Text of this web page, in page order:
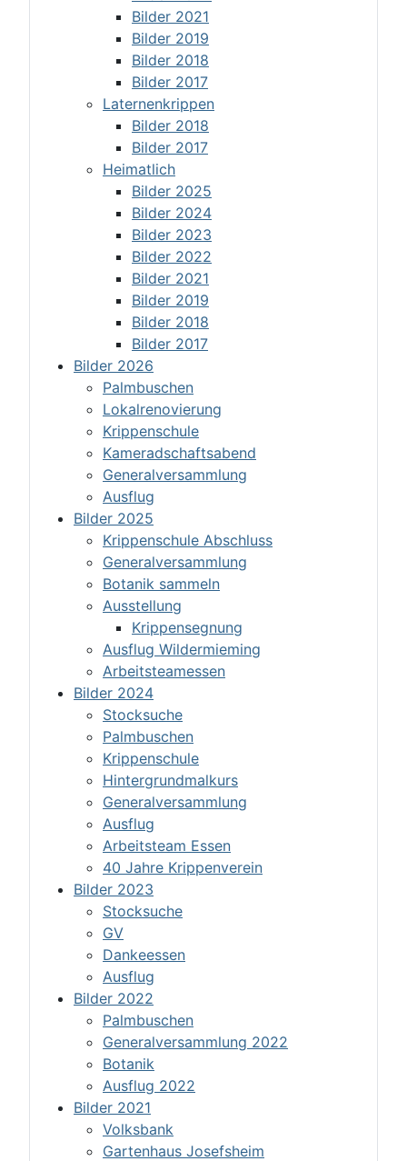
Bilder 2021
Bilder 2019
Bilder 2018
Bilder 2017
Laternenkrippen
Bilder 2018
Bilder 2017
Heimatlich
Bilder 2025
Bilder 2024
Bilder 2023
Bilder 2022
Bilder 2021
Bilder 2019
Bilder 2018
Bilder 2017
Bilder 2026
Palmbuschen
Lokalrenovierung
Krippenschule
Kameradschaftsabend
Generalversammlung
Ausflug
Bilder 2025
Krippenschule Abschluss
Generalversammlung
Botanik sammeln
Ausstellung
Krippensegnung
Ausflug Wildermieming
Arbeitsteamessen
Bilder 2024
Stocksuche
Palmbuschen
Krippenschule
Hintergrundmalkurs
Generalversammlung
Ausflug
Arbeitsteam Essen
40 Jahre Krippenverein
Bilder 2023
Stocksuche
GV
Dankeessen
Ausflug
Bilder 2022
Palmbuschen
Generalversammlung 2022
Botanik
Ausflug 2022
Bilder 2021
Volksbank
Gartenhaus Josefsheim